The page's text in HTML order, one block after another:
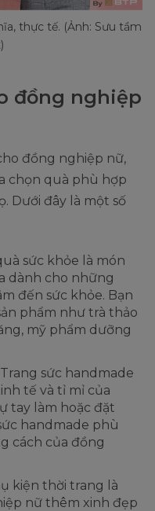
thực tế. (Ảnh: Sưu tầm
đồng nghiệp
đồng nghiệp nữ,
chọn quà phù hợp
Dưới đây là một số
sức khỏe là món
dành cho những
đến sức khỏe. Bạn
phẩm như trà thảo
mỹ phẩm dưỡng
Trang sức handmade
tế và tỉ mỉ của
tay làm hoặc đặt
handmade phù
cách của đồng
kiện thời trang là
nữ thêm xinh đẹp